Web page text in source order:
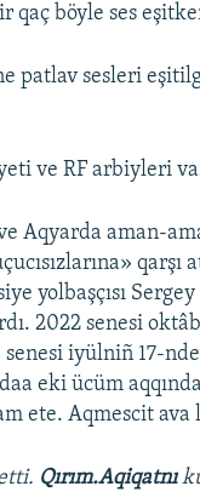
qaç böyle ses
patlav sesleri
ve RF arbiyleri
Aqyarda aman-
qarşı
yolbaşçısı
2022 senesi
iyülniñ 17-nde
eki ücüm
ete. Aqmescit ava
Qırım.Aqiqatnı